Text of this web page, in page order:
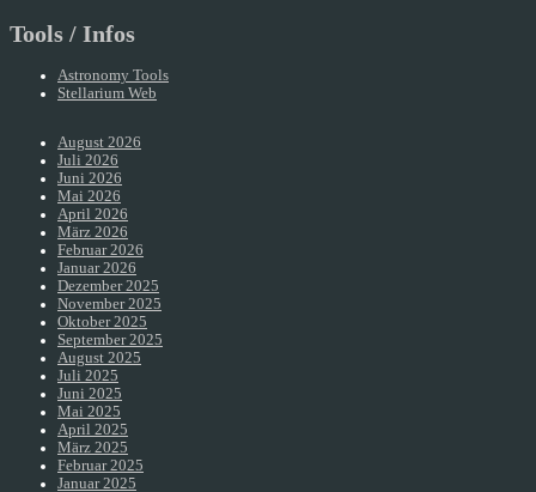
Tools / Infos
Astronomy Tools
Stellarium Web
August 2026
Juli 2026
Juni 2026
Mai 2026
April 2026
März 2026
Februar 2026
Januar 2026
Dezember 2025
November 2025
Oktober 2025
September 2025
August 2025
Juli 2025
Juni 2025
Mai 2025
April 2025
März 2025
Februar 2025
Januar 2025